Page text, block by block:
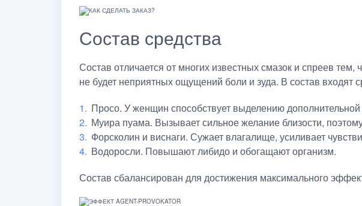
Состав средства
Состав отличается от многих известных смазок и спреев
не будет неприятных ощущений боли и зуда. В состав входят
Просо. У женщин способствует выделению
Муира пуама. Вызывает сильное желание близости,
Форсколин и виснаги. Сужает влагалище, усиливает
Водоросли. Повышают либидо и обогащают организм.
Состав сбалансирован для достижения максимального